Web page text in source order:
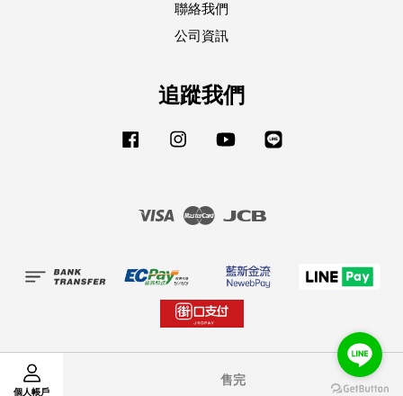
個人帳戶
售完
聯絡我們
公司資訊
追蹤我們
Facebook Instagram YouTube
Visa Master JCB